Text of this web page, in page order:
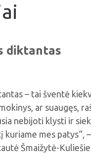
diktantas
– tai šventė
ar suaugęs,
nebijoti klysti ir
kuriame mes patys“,
Šmaižytė-